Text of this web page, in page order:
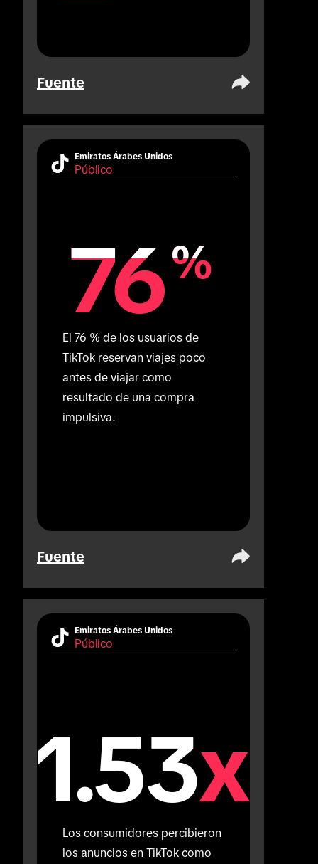
Fuente
Emiratos Árabes Unidos
Público
76%
76%
El 76 % de los usuarios de
TikTok reservan viajes poco
antes de viajar como
resultado de una compra
impulsiva.
Fuente
Emiratos Árabes Unidos
Público
1.53x
Los consumidores percibieron
los anuncios en TikTok como